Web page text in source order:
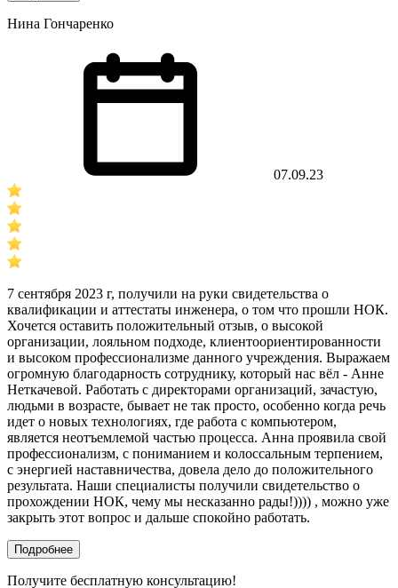
Нина Гончаренко
07.09.23
7 сентября 2023 г, получили на руки свидетельства о
квалификации и аттестаты инженера, о том что прошли НОК.
Хочется оставить положительный отзыв, о высокой
организации, лояльном подходе, клиентоориентированности
и высоком профессионализме данного учреждения. Выражаем
огромную благодарность сотруднику, который нас вёл - Анне
Неткачевой. Работать с директорами организаций, зачастую,
людьми в возрасте, бывает не так просто, особенно когда речь
идет о новых технологиях, где работа с компьютером,
является неотъемлемой частью процесса. Анна проявила свой
профессионализм, с пониманием и колоссальным терпением,
с энергией наставничества, довела дело до положительного
результата. Наши специалисты получили свидетельство о
прохождении НОК, чему мы несказанно рады!)))) , можно уже
закрыть этот вопрос и дальше спокойно работать.
Подробнее
Получите бесплатную консультацию!